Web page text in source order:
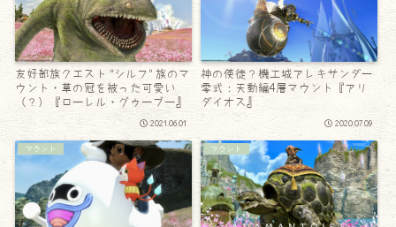
友好部族クエスト “シルフ” 族のマ
ウント・草の冠を被った可愛い
（？）『ローレル・グゥーブー』
2021.06.01
神の使徒？機工城アレキサンダー
零式：天動編4層マウント『アリ
ダイオス』
2020.07.09
マウント マウント